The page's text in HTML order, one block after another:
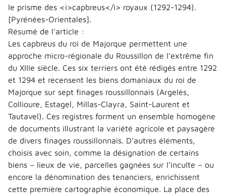
le prisme des <i>capbreus</i> royaux (1292-1294).
[Pyrénées-Orientales].
Résumé de l'article :
Les capbreus du roi de Majorque permettent une
approche micro-régionale du Roussillon de l’extrême fin
du XIIIe siècle. Ces six terriers ont été rédigés entre 1292
et 1294 et recensent les biens domaniaux du roi de
Majorque sur sept finages roussillonnais (Argelès,
Collioure, Estagel, Millas-Clayra, Saint-Laurent et
Tautavel). Ces registres forment un ensemble homogène
de documents illustrant la variété agricole et paysagère
de divers finages roussillonnais. D’autres éléments,
choisis avec soin, comme la désignation de certains
biens – lieux de vie, parcelles gagnées sur l’inculte – ou
encore la dénomination des tenanciers, enrichissent
cette première cartographie économique. La place des